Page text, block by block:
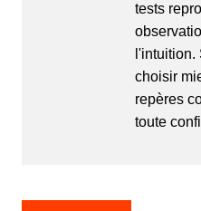
tests
l'intuition.
choisir
repères
toute